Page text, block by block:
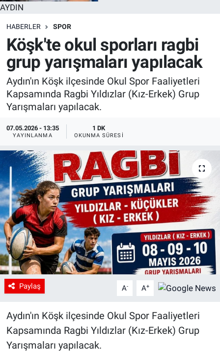
AYDIN
HABERLER SPOR
Köşk'te okul sporları ragbi
grup yarışmaları yapılacak
Aydın'ın Köşk ilçesinde Okul Spor Faaliyetleri
Kapsamında Ragbi Yıldızlar (Kız-Erkek) Grup
Yarışmaları yapılacak.
07.05.2026 - 13:35
YAYINLANMA
1 DK
OKUNMA SÜRESI
Paylaş A- A+
Aydın'ın Köşk ilçesinde Okul Spor Faaliyetleri
Kapsamında Ragbi Yıldızlar (Kız-Erkek) Grup
Yarışmaları yapılacak.